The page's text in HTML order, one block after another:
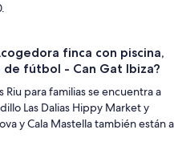
finca con piscina,
fútbol - Can Gat Ibiza?
Riu para familias se encuentra a
Las Dalias Hippy Market y
y Cala Mastella también están a